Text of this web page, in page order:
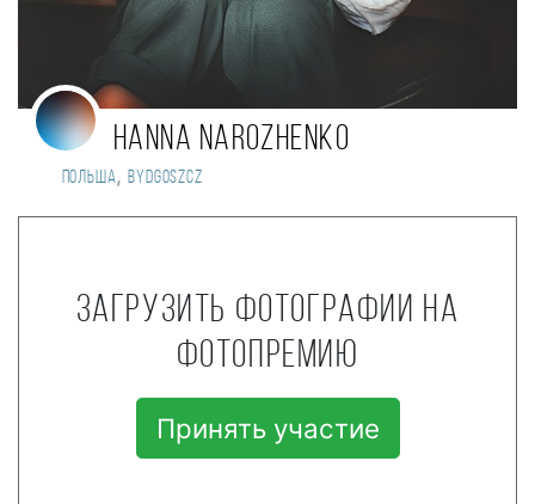
Hanna Narozhenko
Польша, Bydgoszcz
Загрузить фотографии на
фотопремию
Принять участие